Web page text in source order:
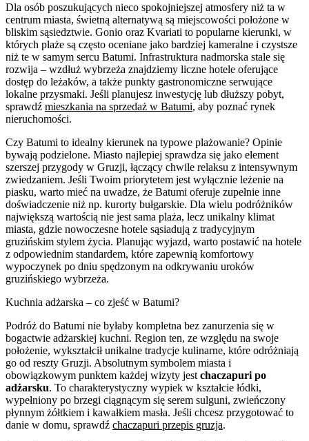
Dla osób poszukujących nieco spokojniejszej atmosfery niż ta w
centrum miasta, świetną alternatywą są miejscowości położone w
bliskim sąsiedztwie. Gonio oraz Kvariati to popularne kierunki, w
których plaże są często oceniane jako bardziej kameralne i czystsze
niż te w samym sercu Batumi. Infrastruktura nadmorska stale się
rozwija – wzdłuż wybrzeża znajdziemy liczne hotele oferujące
dostęp do leżaków, a także punkty gastronomiczne serwujące
lokalne przysmaki. Jeśli planujesz inwestycję lub dłuższy pobyt,
sprawdź mieszkania na sprzedaż w Batumi, aby poznać rynek
nieruchomości.
Czy Batumi to idealny kierunek na typowe plażowanie? Opinie
bywają podzielone. Miasto najlepiej sprawdza się jako element
szerszej przygody w Gruzji, łączący chwile relaksu z intensywnym
zwiedzaniem. Jeśli Twoim priorytetem jest wyłącznie leżenie na
piasku, warto mieć na uwadze, że Batumi oferuje zupełnie inne
doświadczenie niż np. kurorty bułgarskie. Dla wielu podróżników
największą wartością nie jest sama plaża, lecz unikalny klimat
miasta, gdzie nowoczesne hotele sąsiadują z tradycyjnym
gruzińskim stylem życia. Planując wyjazd, warto postawić na hotele
z odpowiednim standardem, które zapewnią komfortowy
wypoczynek po dniu spędzonym na odkrywaniu uroków
gruzińskiego wybrzeża.
Kuchnia adżarska – co zjeść w Batumi?
Podróż do Batumi nie byłaby kompletna bez zanurzenia się w
bogactwie adżarskiej kuchni. Region ten, ze względu na swoje
położenie, wykształcił unikalne tradycje kulinarne, które odróżniają
go od reszty Gruzji. Absolutnym symbolem miasta i
obowiązkowym punktem każdej wizyty jest chaczapuri po
adżarsku. To charakterystyczny wypiek w kształcie łódki,
wypełniony po brzegi ciągnącym się serem sulguni, zwieńczony
płynnym żółtkiem i kawałkiem masła. Jeśli chcesz przygotować to
danie w domu, sprawdź chaczapuri przepis gruzja.